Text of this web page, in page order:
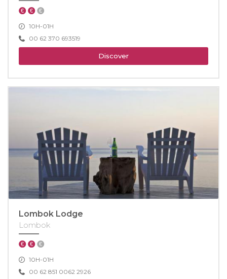
10H-01H
00 62 370 693519
Discover
Lombok Lodge
Lombok
10H-01H
00 62 851 0062 2926